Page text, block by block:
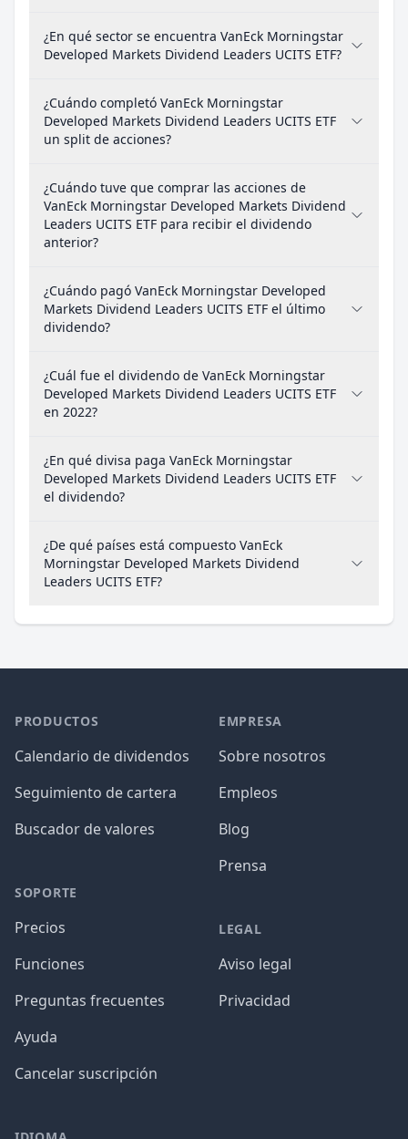
¿En qué sector se encuentra VanEck Morningstar
Developed Markets Dividend Leaders UCITS ETF?
¿Cuándo completó VanEck Morningstar
Developed Markets Dividend Leaders UCITS ETF
un split de acciones?
¿Cuándo tuve que comprar las acciones de
VanEck Morningstar Developed Markets Dividend
Leaders UCITS ETF para recibir el dividendo
anterior?
¿Cuándo pagó VanEck Morningstar Developed
Markets Dividend Leaders UCITS ETF el último
dividendo?
¿Cuál fue el dividendo de VanEck Morningstar
Developed Markets Dividend Leaders UCITS ETF
en 2022?
¿En qué divisa paga VanEck Morningstar
Developed Markets Dividend Leaders UCITS ETF
el dividendo?
¿De qué países está compuesto VanEck
Morningstar Developed Markets Dividend
Leaders UCITS ETF?
PRODUCTOS
Calendario de dividendos
Seguimiento de cartera
Buscador de valores
SOPORTE
Precios
Funciones
Preguntas frecuentes
Ayuda
Cancelar suscripción
EMPRESA
Sobre nosotros
Empleos
Blog
Prensa
LEGAL
Aviso legal
Privacidad